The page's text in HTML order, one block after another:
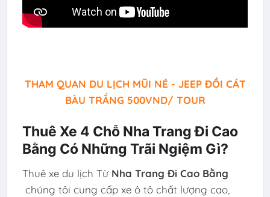
THAM QUAN DU LỊCH MŨI NÉ - JEEP ĐỒI CÁT
BÀU TRẮNG 500VND/ TOUR
Thuê Xe 4 Chỗ Nha Trang Đi Cao
Bằng Có Những Trãi Ngiệm Gì?
Thuê xe du lịch Từ Nha Trang Đi Cao Bằng
chúng tôi cung cấp xe ô tô chất lượng cao,